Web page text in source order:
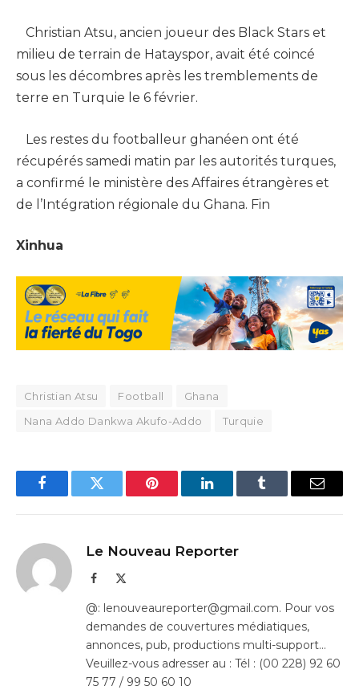
Christian Atsu, ancien joueur des Black Stars et
milieu de terrain de Hatayspor, avait été coincé
sous les décombres après les tremblements de
terre en Turquie le 6 février.
Les restes du footballeur ghanéen ont été
récupérés samedi matin par les autorités turques,
a confirmé le ministère des Affaires étrangères et
de l’Intégration régionale du Ghana. Fin
Xinhua
Christian Atsu Football
Ghana
Nana Addo Dankwa Akufo-Addo
Turquie
FacebookTwitter Pinterest LinkedInTumblr Email
Le Nouveau Reporter
Facebook
@: lenouveaureporter@gmail.com. Pour vos
demandes de couvertures médiatiques,
annonces, pub, productions multi-support…
Veuillez-vous adresser au : Tél : (00 228) 92 60
75 77 / 99 50 60 10